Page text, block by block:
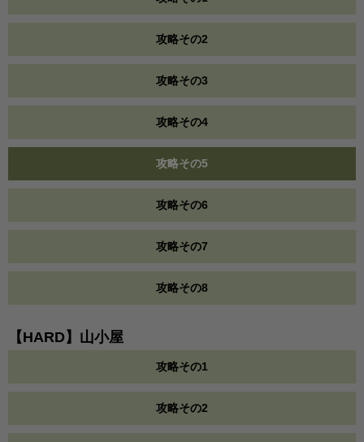
攻略その2
攻略その3
攻略その4
攻略その5
攻略その6
攻略その7
攻略その8
【HARD】山小屋
攻略その1
攻略その2